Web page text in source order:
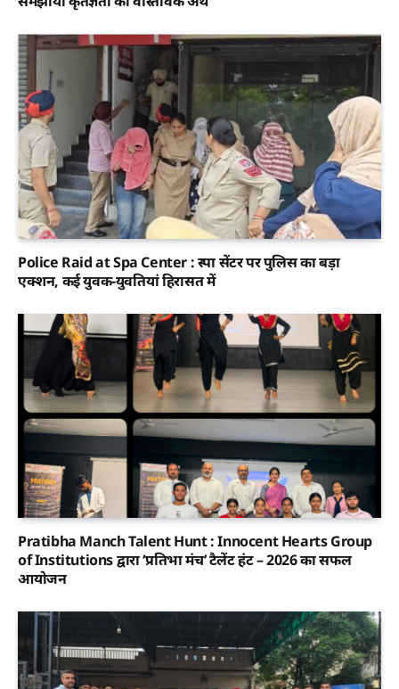
Police Raid at Spa Center : स्पा सेंटर पर पुलिस का बड़ा
एक्शन, कई युवक-युवतियां हिरासत में
Pratibha Manch Talent Hunt : Innocent Hearts Group
of Institutions द्वारा ‘प्रतिभा मंच’ टैलेंट हंट – 2026 का सफल
आयोजन